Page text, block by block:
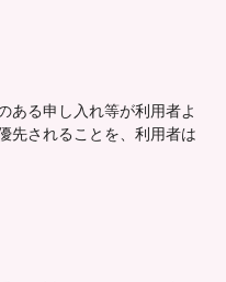
ある申し入れ等が利用者よ
先されることを、利用者は